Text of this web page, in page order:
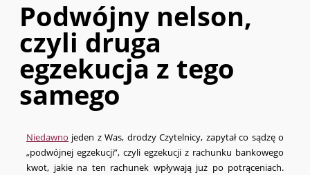
Podwójny nelson,
czyli druga
egzekucja z tego
samego
Niedawno jeden z Was, drodzy Czytelnicy, zapytał co sądzę o
„podwójnej egzekucji”, czyli egzekucji z rachunku bankowego
kwot, jakie na ten rachunek wpływają już po potrąceniach.